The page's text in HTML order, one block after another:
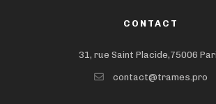
CONTACT
31, rue Saint Placide,75006
contact@trames.pro